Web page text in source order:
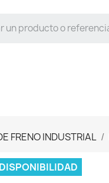
FRENO INDUSTRIAL